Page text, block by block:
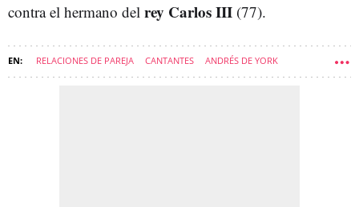
contra el hermano del rey Carlos III (77).
RELACIONES DE PAREJA CANTANTES ANDRÉS DE YORK